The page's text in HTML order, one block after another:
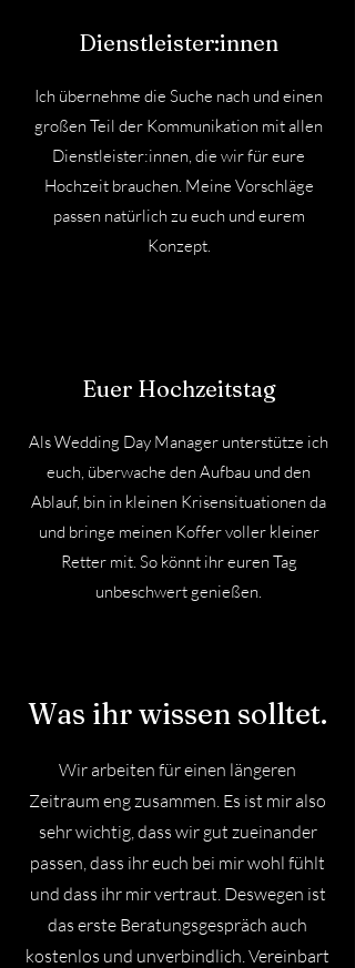
Dienstleister:innen
Ich übernehme die Suche nach und einen
großen Teil der Kommunikation mit allen
Dienstleister:innen, die wir für eure
Hochzeit brauchen. Meine Vorschläge
passen natürlich zu euch und eurem
Konzept.
Euer Hochzeitstag
Als Wedding Day Manager unterstütze ich
euch, überwache den Aufbau und den
Ablauf, bin in kleinen Krisensituationen da
und bringe meinen Koffer voller kleiner
Retter mit. So könnt ihr euren Tag
unbeschwert genießen.
Was ihr wissen solltet.
Wir arbeiten für einen längeren
Zeitraum eng zusammen. Es ist mir also
sehr wichtig, dass wir gut zueinander
passen, dass ihr euch bei mir wohl fühlt
und dass ihr mir vertraut. Deswegen ist
das erste Beratungsgespräch auch
kostenlos und unverbindlich. Vereinbart